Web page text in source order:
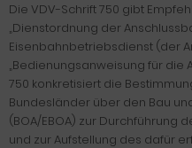
Die VDV-Schrift 750 gibt
„Dienstordnung der
Eisenbahnbetriebsdienst (der
„Bedienungsanweisung für die
750 konkretisiert die
Bundesländer über den Bau
(BOA/EBOA) zur Durchführung
und zur Aufstellung des dafür